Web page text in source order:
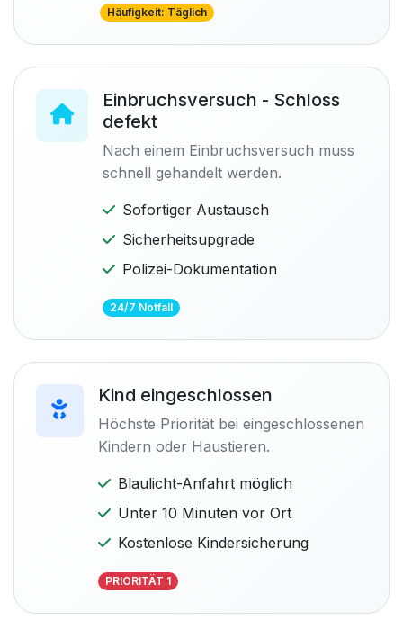
Häufigkeit: Täglich
Einbruchsversuch - Schloss
defekt
Nach einem Einbruchsversuch muss
schnell gehandelt werden.
Sofortiger Austausch
Sicherheitsupgrade
Polizei-Dokumentation
24/7 Notfall
Kind eingeschlossen
Höchste Priorität bei eingeschlossenen
Kindern oder Haustieren.
Blaulicht-Anfahrt möglich
Unter 10 Minuten vor Ort
Kostenlose Kindersicherung
PRIORITÄT 1